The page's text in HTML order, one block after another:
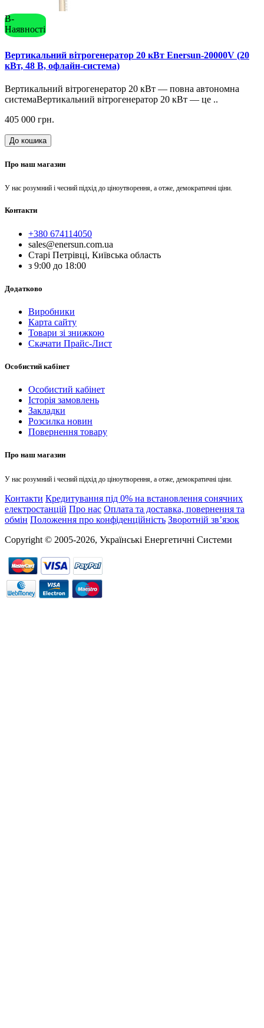
В-
Наявності
Вертикальний вітрогенератор 20 кВт Enersun-20000V (20
кВт, 48 В, офлайн-система)
Вертикальний вітрогенератор 20 кВт — повна автономна
системаВертикальний вітрогенератор 20 кВт — це ..
405 000 грн.
До кошика
Про наш магазин
У нас розумний і чесний підхід до ціноутворення, а отже, демократичні ціни.
Контакти
+380 674114050
sales@enersun.com.ua
Старі Петрівці, Київська область
з 9:00 до 18:00
Додатково
Виробники
Карта сайту
Товари зі знижкою
Скачати Прайс-Лист
Особистий кабінет
Особистий кабінет
Історія замовлень
Закладки
Розсилка новин
Повернення товару
Про наш магазин
У нас розумний і чесний підхід до ціноутворення, а отже, демократичні ціни.
Контакти Кредитування під 0% на встановлення сонячних
електростанцій Про нас Оплата та доставка, повернення та
обмін Положення про конфіденційність Зворотній зв’язок
Copyright © 2005-2026, Українські Енергетичні Системи